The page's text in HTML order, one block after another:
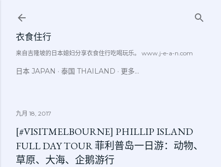
衣食住行
来自吉隆坡的日本媳妇分享衣食住行吃喝玩乐。 www.j-e-a-n.com
日本 JAPAN 泰国 THAILAND 更多…
九月 18, 2017
[#VISITMELBOURNE] PHILLIP ISLAND
FULL DAY TOUR 菲利普岛一日游：动物、
草原、大海、企鹅游行